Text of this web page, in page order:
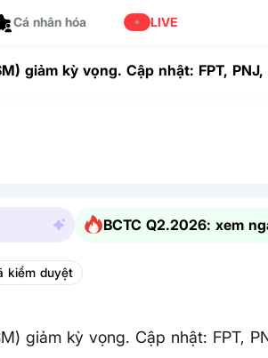
LIVE
giảm kỳ vọng. Cập nhật: FPT, PNJ,
BCTC Q2.2026: xem
kiểm duyệt
giảm kỳ vọng. Cập nhật: FPT,